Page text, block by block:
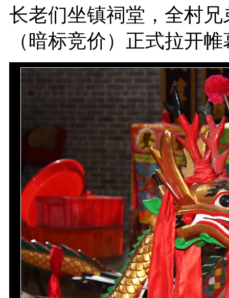
长老们坐镇祠堂，全村
（暗标竞价）正式拉开